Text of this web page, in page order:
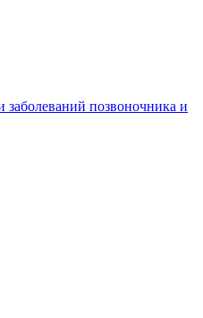
позвоночника и